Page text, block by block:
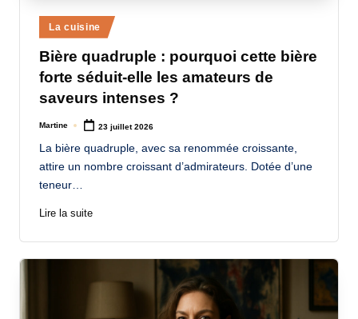
Posted
in
La cuisine
Bière quadruple : pourquoi cette bière
forte séduit-elle les amateurs de
saveurs intenses ?
Posted
Martine 23 juillet 2026
La bière quadruple, avec sa renommée croissante,
attire un nombre croissant d’admirateurs. Dotée d’une
teneur…
Lire la suite